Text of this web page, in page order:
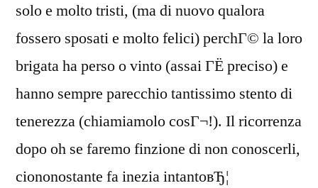
solo e molto tristi, (ma di nuovo qualora
fossero sposati e molto felici) perchГ© la loro
brigata ha perso o vinto (assai ГЁ preciso) e
hanno sempre parecchio tantissimo stento di
tenerezza (chiamiamolo cosГ¬!). Il ricorrenza
dopo oh se faremo finzione di non conoscerli,
ciononostante fa inezia intantoвЂ¦